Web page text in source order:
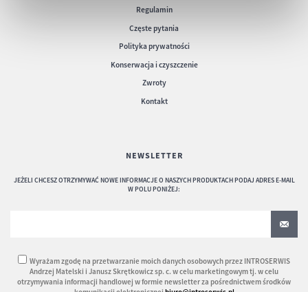
Regulamin
Częste pytania
Polityka prywatności
Konserwacja i czyszczenie
Zwroty
Kontakt
NEWSLETTER
JEŻELI CHCESZ OTRZYMYWAĆ NOWE INFORMACJE O NASZYCH PRODUKTACH PODAJ ADRES E-MAIL
W POLU PONIŻEJ:
Wyrażam zgodę na przetwarzanie moich danych osobowych przez INTROSERWIS
Andrzej Matelski i Janusz Skrętkowicz sp. c. w celu marketingowym tj. w celu
otrzymywania informacji handlowej w formie newsletter za pośrednictwem środków